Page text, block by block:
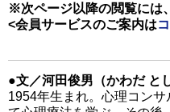
※次ページ以降の閲覧には、
<会員サービスのご案内は
●文／河田俊男（かわだ と
1954年生まれ。心理コン